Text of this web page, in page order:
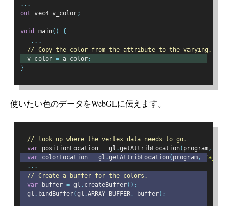
...
out vec4 v_color;
void main()
{
...
// Copy the color from the attribute to the varying.
  v_color
= a_color;
}
使いたい色のデータをWebGLに伝えます。
// look up where the vertex data needs to go.
var positionLocation = gl .getAttribLocation( program,
var colorLocation = gl .getAttribLocation( program,
...
// Create a buffer for the colors.
var buffer = gl . createBuffer();
  gl
. bindBuffer(gl .ARRAY_BUFFER, buffer);